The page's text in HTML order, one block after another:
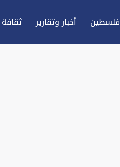
فلسطين أخبار وتقارير ثقافة